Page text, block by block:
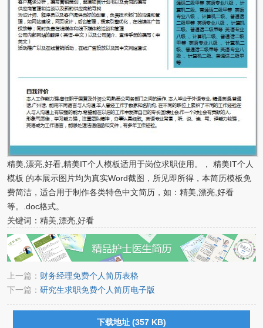
精美,漂亮,好看,精美IT个人模板适用于岗位求职使用。， 精美IT个人
模板 的本展示图片均为真实Word截图，所见即所得，本简历模板免
费简洁，适合用于制作各类特色中文简历，如：精美,漂亮,好看
等。.doc格式。
关键词：精美,漂亮,好看
上一篇： 财务经理免费个人简历表格
下一篇： 研究生求职免费个人简历电子版
下载地址 (357 KB)